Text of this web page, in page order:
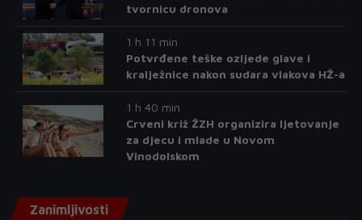
tvornicu dronova
1 h 11 min
Potvrđene teške ozljede glave i
kralježnice nakon sudara vlakova HŽ-a
1 h 40 min
Crveni križ ŽZH organizira ljetovanje
za djecu i mlade u Novom
Vinodolskom
Zanimljivosti